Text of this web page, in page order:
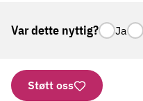
Var dette nyttig? Ja
Støtt oss